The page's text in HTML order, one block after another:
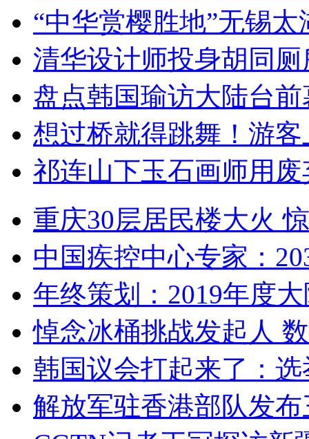
“中华赏樱胜地”无锡
清华设计师投身胡同
盘点韩国瑜访大陆台
想过桥就得跳舞！游客
祁连山下玉石画师用
重庆30层居民楼大火
中国疾控中心专家：
年终策划：2019年度
悼念冰桶挑战发起人
韩国议会打起来了：
解放军驻香港部队发